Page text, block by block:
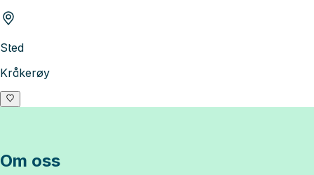
Sted
Kråkerøy
Om oss